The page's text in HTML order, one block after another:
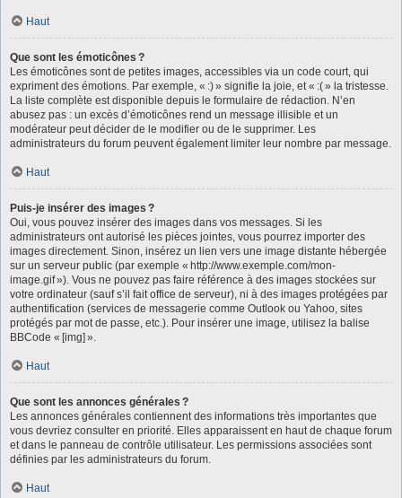
Haut
Que sont les émoticônes ?
Les émoticônes sont de petites images, accessibles via un code court, qui
expriment des émotions. Par exemple, « :) » signifie la joie, et « :( » la tristesse.
La liste complète est disponible depuis le formulaire de rédaction. N’en
abusez pas : un excès d’émoticônes rend un message illisible et un
modérateur peut décider de le modifier ou de le supprimer. Les
administrateurs du forum peuvent également limiter leur nombre par message.
Haut
Puis-je insérer des images ?
Oui, vous pouvez insérer des images dans vos messages. Si les
administrateurs ont autorisé les pièces jointes, vous pourrez importer des
images directement. Sinon, insérez un lien vers une image distante hébergée
sur un serveur public (par exemple « http://www.exemple.com/mon-
image.gif »). Vous ne pouvez pas faire référence à des images stockées sur
votre ordinateur (sauf s’il fait office de serveur), ni à des images protégées par
authentification (services de messagerie comme Outlook ou Yahoo, sites
protégés par mot de passe, etc.). Pour insérer une image, utilisez la balise
BBCode « [img] ».
Haut
Que sont les annonces générales ?
Les annonces générales contiennent des informations très importantes que
vous devriez consulter en priorité. Elles apparaissent en haut de chaque forum
et dans le panneau de contrôle utilisateur. Les permissions associées sont
définies par les administrateurs du forum.
Haut